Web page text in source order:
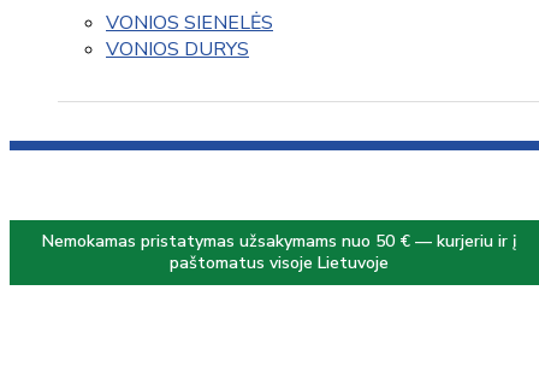
VONIOS SIENELĖS
VONIOS DURYS
Nemokamas pristatymas užsakymams nuo 50 € — kurjeriu ir į
paštomatus visoje Lietuvoje